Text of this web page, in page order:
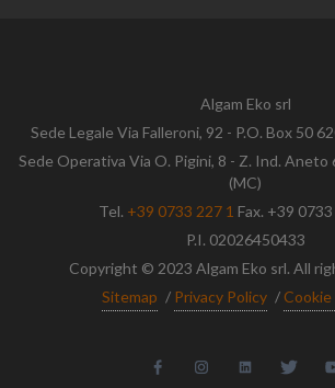
Algam Eko srl
Sede Legale Via Falleroni, 92 - P.O. Box 50
Sede Operativa Via O. Pigini, 8 - Z. Ind.
(MC)
Tel. +39 0733 227 1 Fax. +39
P.I. 02026450433
Copyright © 2023 Algam Eko srl. All
Sitemap / Privacy Policy /